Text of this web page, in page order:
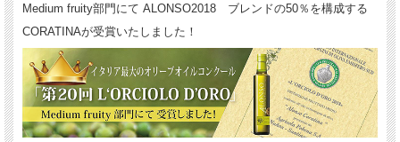
Medium fruity部門にて ALONSO2018 ブレンドの50％を構成する
CORATINAが受賞いたしました！